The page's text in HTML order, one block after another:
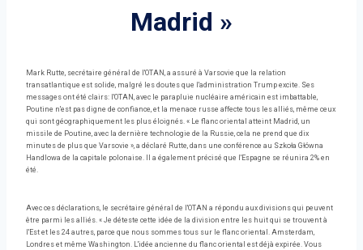
Madrid »
Mark Rutte, secrétaire général de l'OTAN, a assuré à Varsovie que la relation
transatlantique est solide, malgré les doutes que l'administration Trump excite. Ses
messages ont été clairs: l'OTAN, avec le parapluie nucléaire américain est imbattable,
Poutine n'est pas digne de confiance, et la menace russe affecte tous les alliés, même ceux
qui sont géographiquement les plus éloignés. « Le flanc oriental atteint Madrid, un
missile de Poutine, avec la dernière technologie de la Russie, cela ne prend que dix
minutes de plus que Varsovie », a déclaré Rutte, dans une conférence au Szkoła Główna
Handlowa de la capitale polonaise. Il a également précisé que l'Espagne se réunira 2% en
été.
Avec ces déclarations, le secrétaire général de l'OTAN a répondu aux divisions qui peuvent
être parmi les alliés. « Je déteste cette idée de la division entre les huit qui se trouvent à
l'Est et les 24 autres, parce que nous sommes tous sur le flanc oriental. Amsterdam,
Londres et même Washington. L'idée ancienne du flanc oriental est déjà expirée. Vous